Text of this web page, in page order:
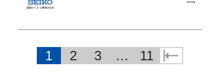
1 2 3 … 11